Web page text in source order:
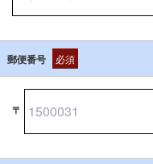
郵便番号 必須
〒